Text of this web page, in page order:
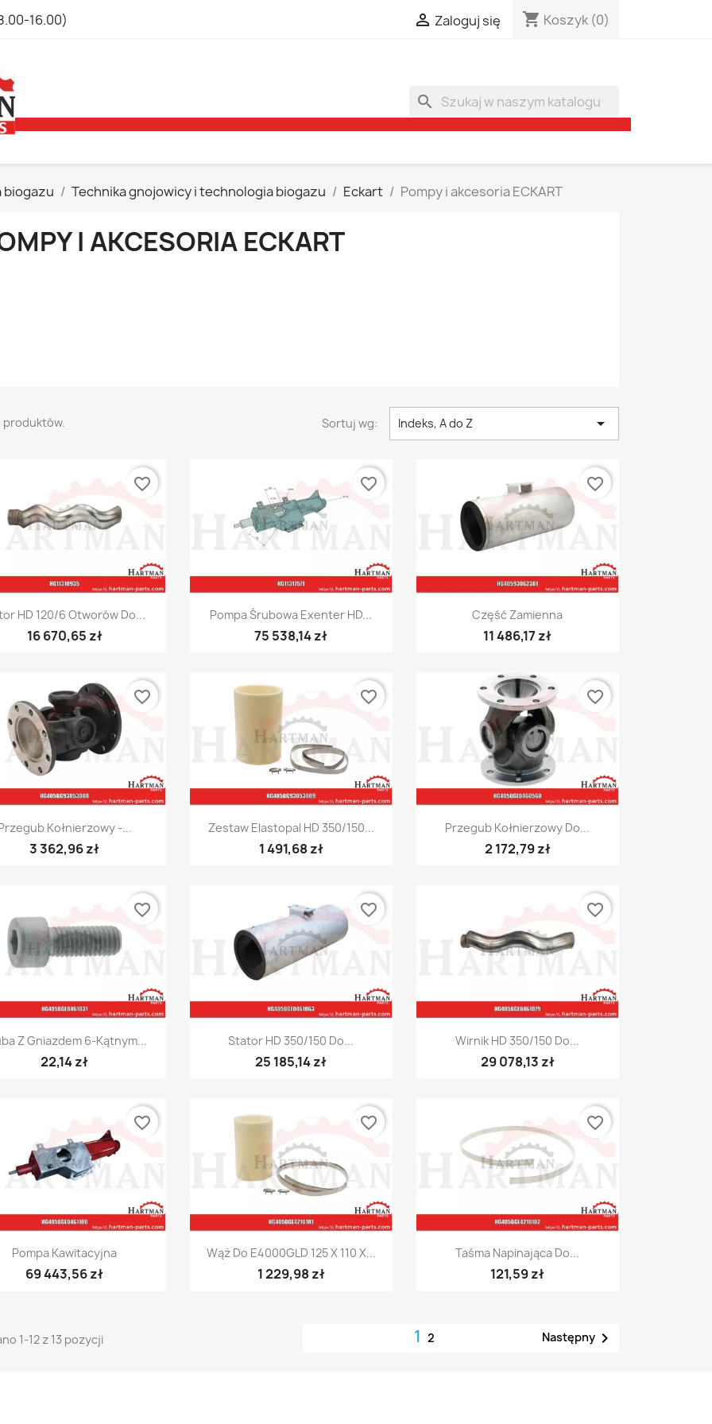
16.00)  Zaloguj się shopping_cart Koszyk (0)
search
biogazu Technika gnojowicy i technologia biogazu Eckart Pompy i akcesoria ECKART
I AKCESORIA ECKART
produktów. Sortuj wg: Indeks, A do Z 
Szybki podgląd
HD 120/6 Otworów Do...
16 670,65 zł
favorite_border
Szybki podgląd
Pompa Śrubowa Exenter HD...
75 538,14 zł
favorite_border
Szybki podgląd
Część Zamienna
11 486,17 zł
favorite_border
Szybki podgląd
Kołnierzowy -...
3 362,96 zł
favorite_border
Szybki podgląd
Zestaw Elastopal HD 350/150...
1 491,68 zł
favorite_border
Szybki podgląd
Przegub Kołnierzowy Do...
2 172,79 zł
favorite_border
Szybki podgląd
Z Gniazdem 6-Kątnym...
22,14 zł
favorite_border
Szybki podgląd
Stator HD 350/150 Do...
25 185,14 zł
favorite_border
Szybki podgląd
Wirnik HD 350/150 Do...
29 078,13 zł
favorite_border
Szybki podgląd
Pompa Kawitacyjna
69 443,56 zł
favorite_border
Szybki podgląd
Wąż Do E4000GLD 125 X 110 X...
1 229,98 zł
favorite_border
Szybki podgląd
Taśma Napinająca Do...
121,59 zł
favorite_border
1-12 z 13 pozycji 1 2 Następny